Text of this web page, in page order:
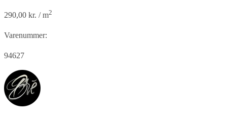
290,00 kr. / m2
Varenummer:
94627